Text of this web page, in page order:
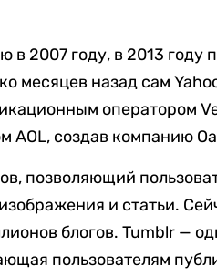
2007 году, в 2013 году
месяцев назад сам
оператором
AOL, создав компанию
позволяющий
и статьи.
блогов. Tumblr —
пользователям